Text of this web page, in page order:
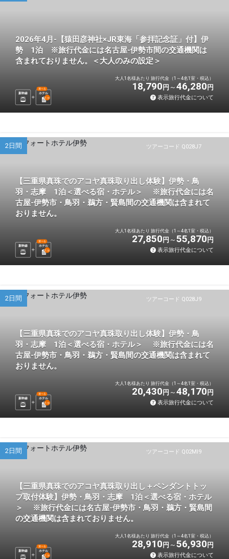
2026年4月-【猿田彦神社×JR東海「参拝記念証」付】伊
勢 1泊 ※旅行代金には名古屋-伊勢市間の交通機関は
含まれておりません。＜大人のみの設定＞
新幹線 ホテル
選べる
1 泊
大人1名様あたり 旅行代金（1～4名1室・税込）
18,790 円 46,280 円
表示旅行代金について
ツアーコード Q028J7
2日間
【三重県真珠でのアコヤ真珠取り出し体験】伊勢・鳥
羽・志摩 1泊＜選べる宿・ホテル＞ ※旅行代金には名
古屋-伊勢市・鳥羽・鵜方・賢島間の交通機関は含まれて
おりません。
新幹線 ホテル
選べる
1 泊
大人1名様あたり 旅行代金（1～4名1室・税込）
27,850 円 55,870 円
表示旅行代金について
ツアーコード Q028J9
2日間
【三重県真珠でのアコヤ真珠取り出し体験】伊勢・鳥
羽・志摩 1泊＜選べる宿・ホテル＞ ※旅行代金には名
古屋-伊勢市・鳥羽・鵜方・賢島間の交通機関は含まれて
おりません。
新幹線 ホテル
選べる
1 泊
大人1名様あたり 旅行代金（1～4名1室・税込）
20,430 円 48,170 円
表示旅行代金について
ツアーコード Q02MI9
2日間
【三重県真珠でのアコヤ真珠取り出し＋ペンダントトッ
プ取付体験】伊勢・鳥羽・志摩 1泊＜選べる宿・ホテル
＞ ※旅行代金には名古屋-伊勢市・鳥羽・鵜方・賢島間
の交通機関は含まれておりません。
新幹線 ホテル
選べる
1 泊
大人1名様あたり 旅行代金（1～4名1室・税込）
28,910 円 56,930 円
表示旅行代金について